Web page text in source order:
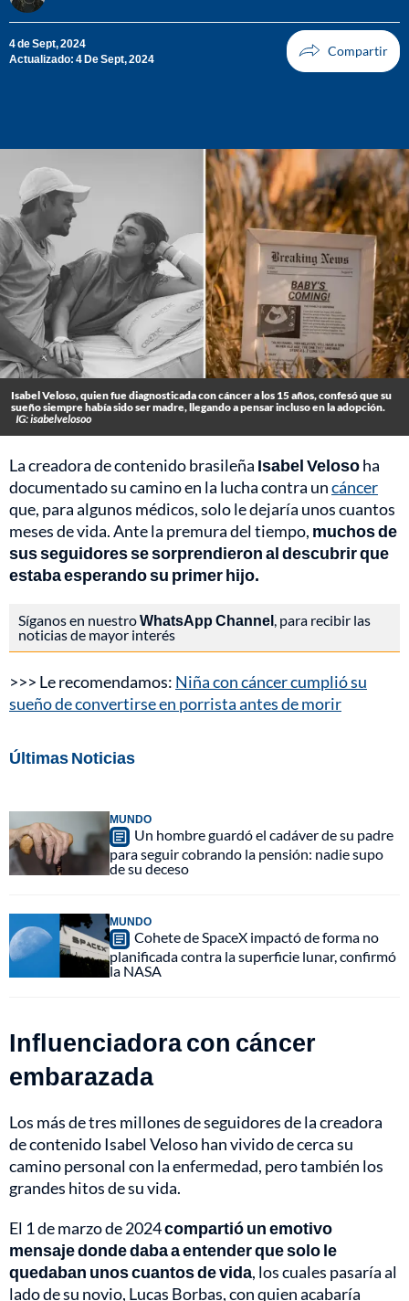
4 de Sept, 2024
Actualizado: 4 De Sept, 2024
Isabel Veloso, quien fue diagnosticada con cáncer a los 15 años, confesó que su
sueño siempre había sido ser madre, llegando a pensar incluso en la adopción.
IG: isabelvelosoo
La creadora de contenido brasileña Isabel Velosoha
documentado su camino en la lucha contra uncáncer
que, para algunos médicos, solo le dejaría unos cuantos
meses de vida. Ante la premura del tiempo, muchos de
sus seguidores se sorprendieron al descubrir que
estaba esperando su primer hijo.
Síganos en nuestroWhatsApp Channel, para recibir las
noticias de mayor interés
>>> Le recomendamos: Niña con cáncer cumplió su
sueño de convertirse en porrista antes de morir
Últimas Noticias
MUNDO
Un hombre guardó el cadáver de su padre
para seguir cobrando la pensión: nadie supo
de su deceso
MUNDO
Cohete de SpaceX impactó de forma no
planificada contra la superficie lunar, confirmó
la NASA
Influenciadora con cáncer
embarazada
Los más de tres millones de seguidores de la creadora
de contenido Isabel Veloso han vivido de cerca su
camino personal con la enfermedad, pero también los
grandes hitos de su vida.
El 1 de marzo de 2024compartió un emotivo
mensaje donde daba a entender que solo le
quedaban unos cuantos de vida, los cuales pasaría al
lado de su novio, Lucas Borbas, con quien acabaría